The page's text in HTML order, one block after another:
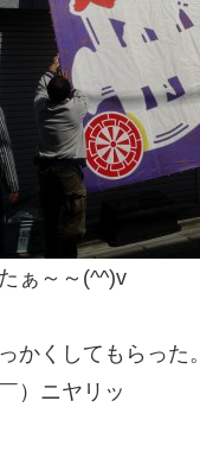
ぁ～～(^^)v
かくしてもらった。
）ニヤリッ